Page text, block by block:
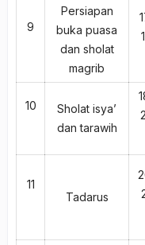
9
Persiapan
buka puasa
dan sholat
magrib
10
Sholat isya’
dan tarawih
11
Tadarus